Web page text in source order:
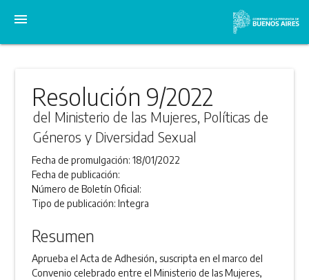
menu
Resolución 9/2022
del Ministerio de las Mujeres, Políticas de
Géneros y Diversidad Sexual
Fecha de promulgación:18/01/2022
Fecha de publicación:
Número de Boletín Oficial:
Tipo de publicación:Integra
Resumen
Aprueba el Acta de Adhesión, suscripta en el marco del
Convenio celebrado entre el Ministerio de las Mujeres,